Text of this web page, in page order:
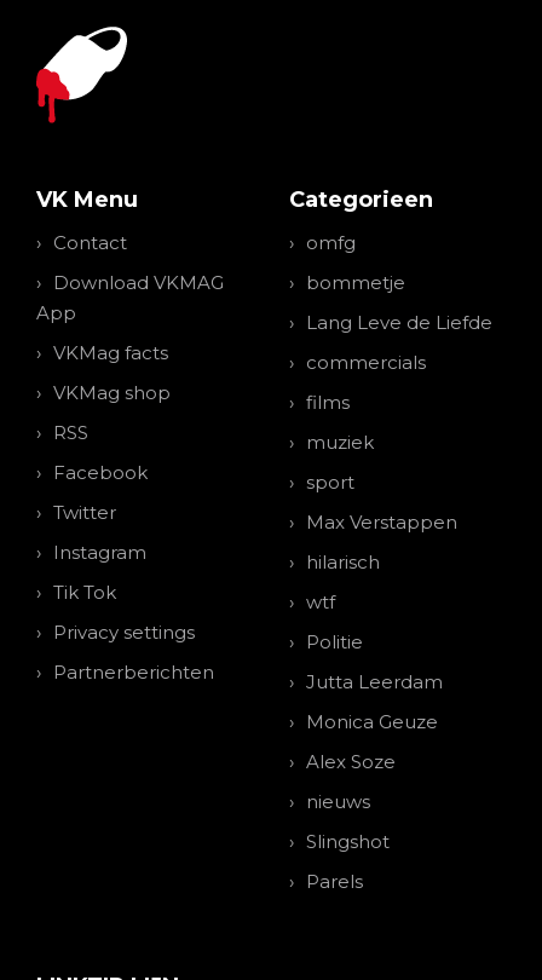
VK Menu
Contact
Download VKMAG
App
VKMag facts
VKMag shop
RSS
Facebook
Twitter
Instagram
Tik Tok
Privacy settings
Partnerberichten
Categorieen
omfg
bommetje
Lang Leve de Liefde
commercials
films
muziek
sport
Max Verstappen
hilarisch
wtf
Politie
Jutta Leerdam
Monica Geuze
Alex Soze
nieuws
Slingshot
Parels